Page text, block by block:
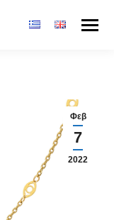
Φεβ
7
2022